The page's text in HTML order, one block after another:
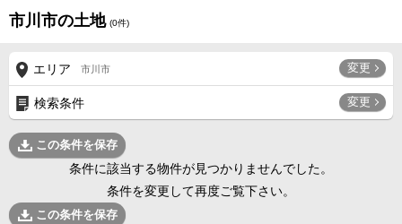
市川市の土地 (0件)
エリア 市川市 変更
検索条件 変更
この条件を保存
条件に該当する物件が見つかりませんでした。
条件を変更して再度ご覧下さい。
この条件を保存